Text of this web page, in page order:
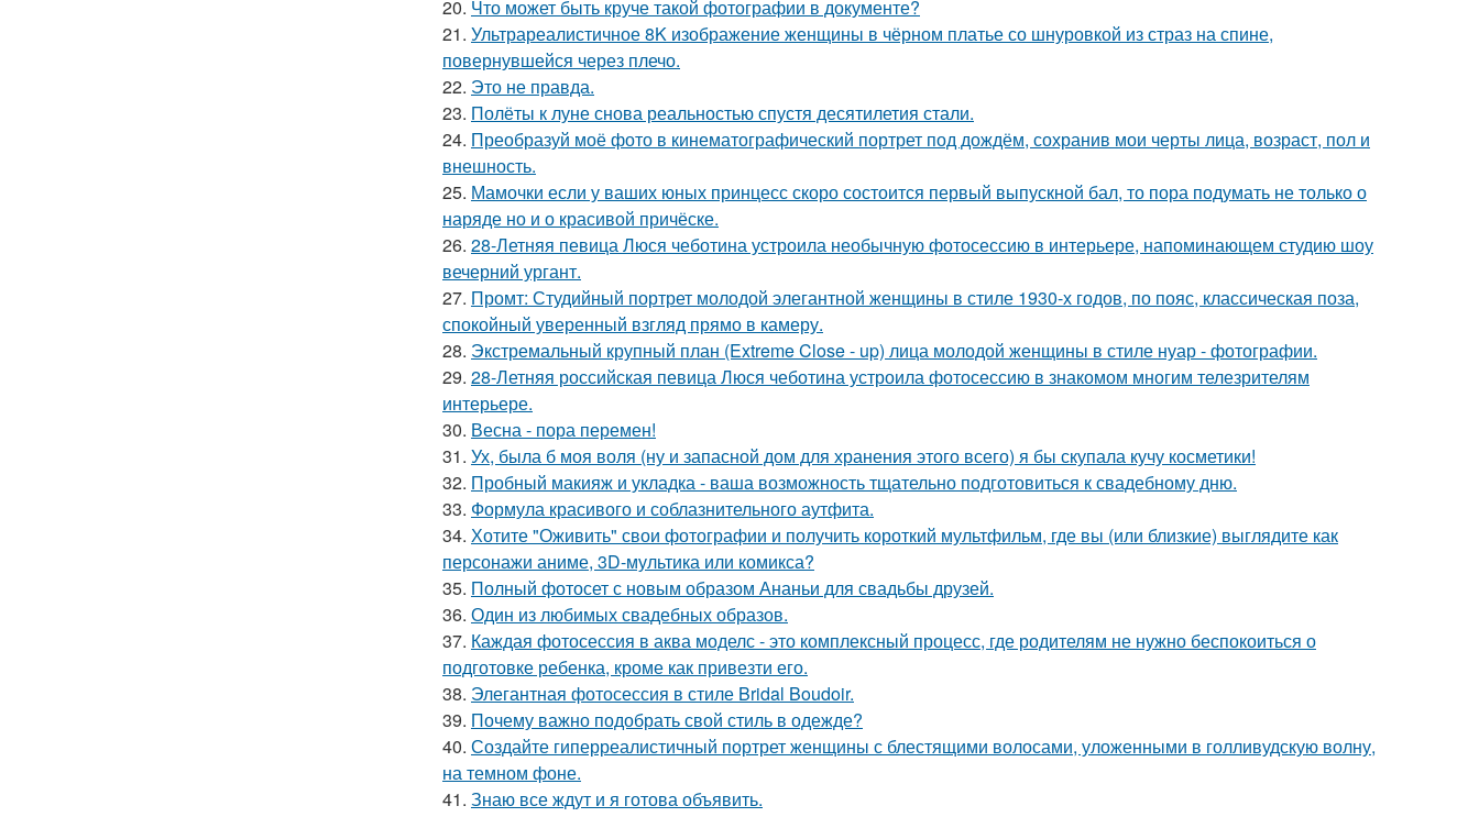
20. Что может быть круче такой фотографии в документе?
21. Ультрареалистичное 8K изображение женщины в чёрном платье со шнуровкой из страз на спине,
повернувшейся через плечо.
22. Это не правда.
23. Полёты к луне снова реальностью спустя десятилетия стали.
24. Преобразуй моё фото в кинематографический портрет под дождём, сохранив мои черты лица, возраст, пол и
внешность.
25. Мамочки если у ваших юных принцесс скоро состоится первый выпускной бал, то пора подумать не только о
наряде но и о красивой причёске.
26. 28-Летняя певица Люся чеботина устроила необычную фотосессию в интерьере, напоминающем студию шоу
вечерний ургант.
27. Промт: Студийный портрет молодой элегантной женщины в стиле 1930-х годов, по пояс, классическая поза,
спокойный уверенный взгляд прямо в камеру.
28. Экстремальный крупный план (Extreme Close - up) лица молодой женщины в стиле нуар - фотографии.
29. 28-Летняя российская певица Люся чеботина устроила фотосессию в знакомом многим телезрителям
интерьере.
30. Весна - пора перемен!
31. Ух, была б моя воля (ну и запасной дом для хранения этого всего) я бы скупала кучу косметики!
32. Пробный макияж и укладка - ваша возможность тщательно подготовиться к свадебному дню.
33. Формула красивого и соблазнительного аутфита.
34. Хотите "Оживить" свои фотографии и получить короткий мультфильм, где вы (или близкие) выглядите как
персонажи аниме, 3D-мультика или комикса?
35. Полный фотосет с новым образом Ананьи для свадьбы друзей.
36. Один из любимых свадебных образов.
37. Каждая фотосессия в аква моделс - это комплексный процесс, где родителям не нужно беспокоиться о
подготовке ребенка, кроме как привезти его.
38. Элегантная фотосессия в стиле Bridal Boudoir.
39. Почему важно подобрать свой стиль в одежде?
40. Создайте гиперреалистичный портрет женщины с блестящими волосами, уложенными в голливудскую волну,
на темном фоне.
41. Знаю все ждут и я готова объявить.